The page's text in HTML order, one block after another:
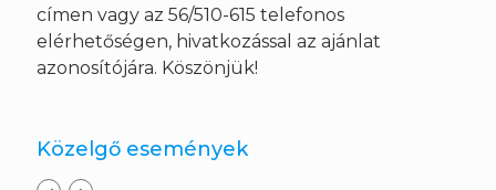
címen vagy az 56/510-615 telefonos
elérhetőségen, hivatkozással az ajánlat
azonosítójára. Köszönjük!
Közelgő események